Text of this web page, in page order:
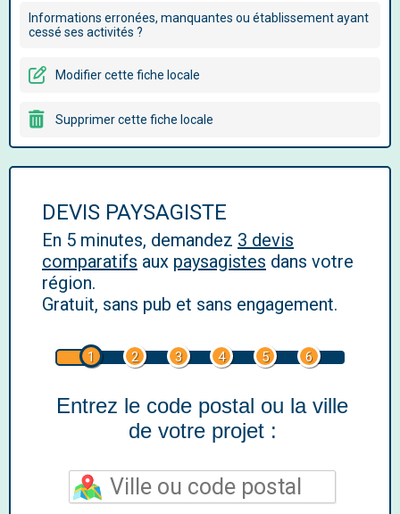
Informations erronées, manquantes ou établissement ayant
cessé ses activités ?
Modifier cette fiche locale
Supprimer cette fiche locale
DEVIS PAYSAGISTE
En 5 minutes, demandez 3 devis
comparatifs aux paysagistes dans votre
région.
Gratuit, sans pub et sans engagement.
1 2 3 4 5 6
Entrez le code postal ou la ville
de votre projet :